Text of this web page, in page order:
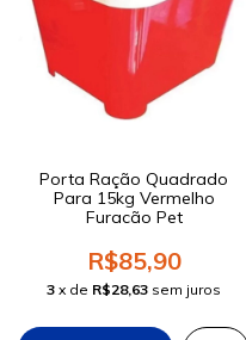
Porta Ração Quadrado
Para 15kg Vermelho
Furacão Pet
R$85,90
3 x de R$28,63 sem juros